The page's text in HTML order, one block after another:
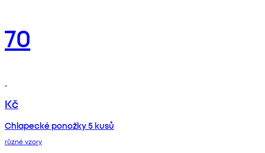
70
Kč
Chlapecké ponožky 5 kusů
různé vzory